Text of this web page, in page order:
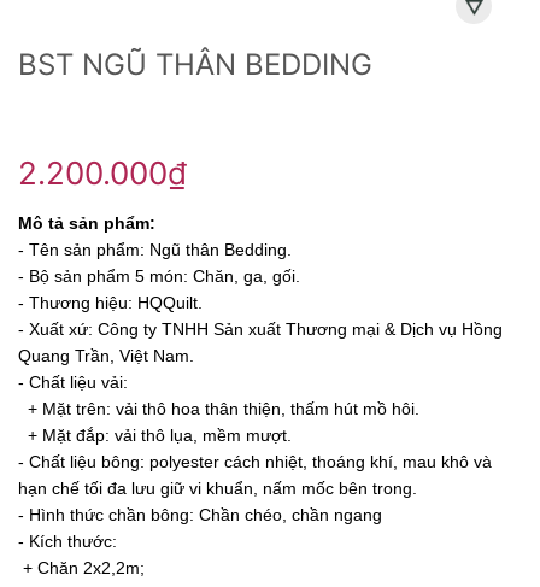
BST NGŨ THÂN BEDDING
2.200.000₫
Mô tả sản phẩm:
- Tên sản phẩm: Ngũ thân Bedding.
- Bộ sản phẩm 5 món: Chăn, ga, gối.
- Thương hiệu: HQQuilt.
- Xuất xứ: Công ty TNHH Sản xuất Thương mại & Dịch vụ Hồng
Quang Trần, Việt Nam.
- Chất liệu vải:
+ Mặt trên: vải thô hoa thân thiện, thấm hút mồ hôi.
+ Mặt đắp: vải thô lụa, mềm mượt.
- Chất liệu bông: polyester cách nhiệt, thoáng khí, mau khô và
hạn chế tối đa lưu giữ vi khuẩn, nấm mốc bên trong.
- Hình thức chần bông: Chần chéo, chần ngang
- Kích thước:
+ Chăn 2x2,2m;